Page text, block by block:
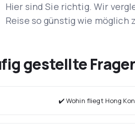
Hier sind Sie richtig. Wir
Reise so günstig wie möglich
gestellte
✔️ Wohin fliegt Hong